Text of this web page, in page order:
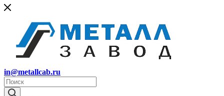
in@metallcab.ru